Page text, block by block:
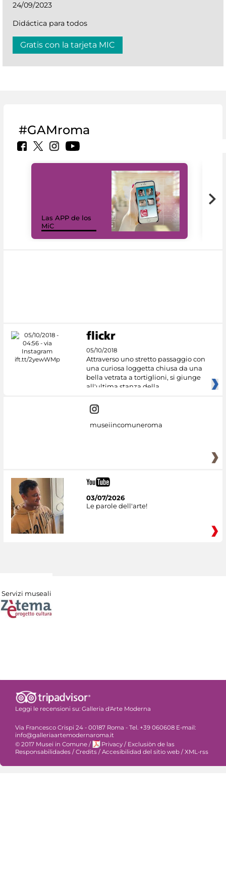
24/09/2023
Didáctica para todos
Gratis con la tarjeta MIC
#GAMroma
Las APP de los
MiC
05/10/2018
Attraverso uno stretto passaggio con
una curiosa loggetta chiusa da una
bella vetrata a tortiglioni, si giunge
all'ultima stanza della
museiincomuneroma
03/07/2026
Le parole dell'arte!
Servizi museali
Leggi le recensioni su: Galleria d'Arte Moderna
Via Francesco Crispi 24 - 00187 Roma - Tel. +39 060608 E-mail:
info@galleriaartemodernaroma.it
© 2017 Musei in Comune / Privacy / Exclusiòn de las
Responsabilidades /Credits /Accesibilidad del sitio web /XML-rss